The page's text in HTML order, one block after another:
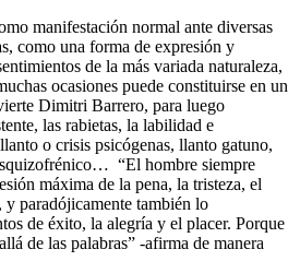
manifestación normal ante diversas
como una forma de expresión y
de la más variada naturaleza,
ocasiones puede constituirse en un
Dimitri Barrero, para luego
las rabietas, la labilidad e
o crisis psicógenas, llanto gatuno,
“El hombre siempre
máxima de la pena, la tristeza, el
y paradójicamente también lo
de éxito, la alegría y el placer. Porque
de las palabras” -afirma de manera